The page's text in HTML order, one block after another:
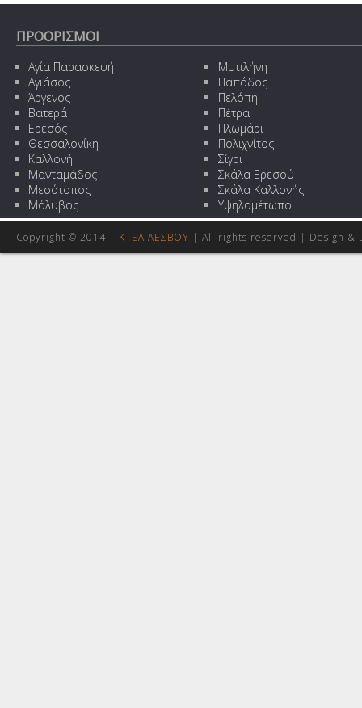
ΠΡΟΟΡΙΣΜΟΙ
Αγία Παρασκευή
Αγιάσος
Άργενος
Βατερά
Ερεσός
Θεσσαλονίκη
Καλλονή
Μανταμάδος
Μεσότοπος
Μόλυβος
Μυτιλήνη
Παπάδος
Πελόπη
Πέτρα
Πλωμάρι
Πολιχνίτος
Σίγρι
Σκάλα Ερεσού
Σκάλα Καλλονής
Υψηλομέτωπο
Copyright © 2014 | ΚΤΕΛ ΛΕΣΒΟΥ | All rights reserved | Design &